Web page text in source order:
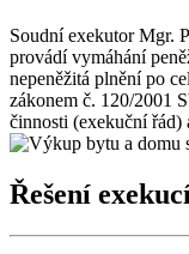
Soudní exekutor Mgr.
provádí vymáhání
nepeněžitá plnění po
zákonem č. 120/2001
činnosti (exekuční řád)
Řešení